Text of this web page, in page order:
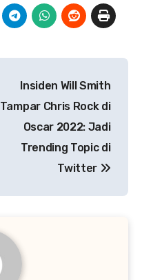
Insiden Will Smith
Tampar Chris Rock di
Oscar 2022: Jadi
Trending Topic di
Twitter